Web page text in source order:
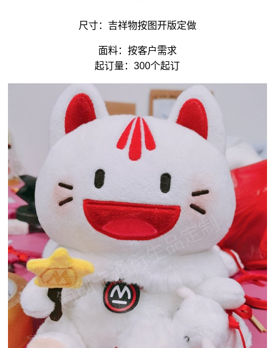
尺寸： 吉祥物按图开版定做
面料：按客户需求
起订量：300个起订